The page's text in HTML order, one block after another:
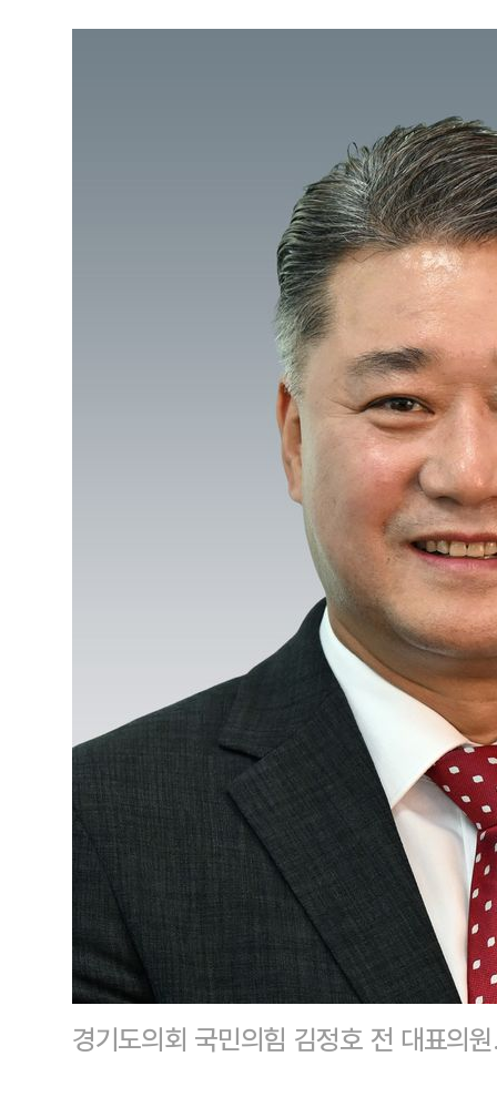
경기도의회 국민의힘 김정호 전 대표의